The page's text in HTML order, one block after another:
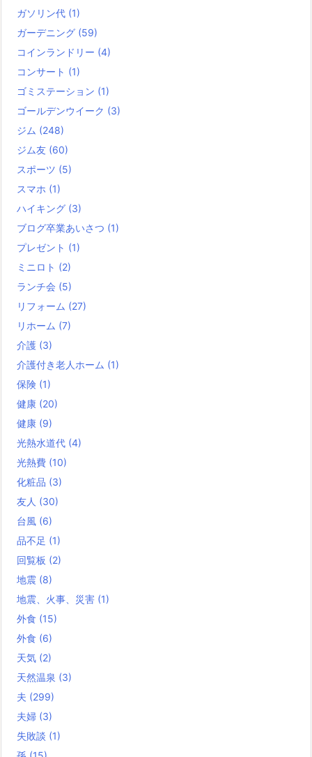
ガソリン代 (1)
ガーデニング (59)
コインランドリー (4)
コンサート (1)
ゴミステーション (1)
ゴールデンウイーク (3)
ジム (248)
ジム友 (60)
スポーツ (5)
スマホ (1)
ハイキング (3)
ブログ卒業あいさつ (1)
プレゼント (1)
ミニロト (2)
ランチ会 (5)
リフォーム (27)
リホーム (7)
介護 (3)
介護付き老人ホーム (1)
保険 (1)
健康 (20)
健康 (9)
光熱水道代 (4)
光熱費 (10)
化粧品 (3)
友人 (30)
台風 (6)
品不足 (1)
回覧板 (2)
地震 (8)
地震、火事、災害 (1)
外食 (15)
外食 (6)
天気 (2)
天然温泉 (3)
夫 (299)
夫婦 (3)
失敗談 (1)